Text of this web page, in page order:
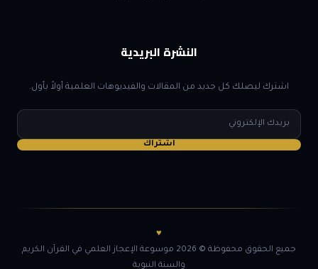
النشرة البريدية
اشترك ليصلك كل جديد من المقالات والفيديوهات العلمية أولاً بأول.
البريد
الإلكتروني
اشتراك
♥
جميع الحقوق محفوظة © 2026 موسوعة الإعجاز العلمي في القرآن الكريم
والسنة النبوية